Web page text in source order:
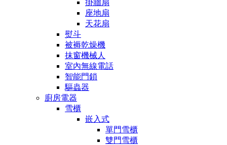
掛牆扇
座地扇
天花扇
熨斗
被褥乾燥機
抹窗機械人
室內無線電話
智能門鎖
驅蟲器
廚房電器
雪櫃
嵌入式
單門雪櫃
雙門雪櫃